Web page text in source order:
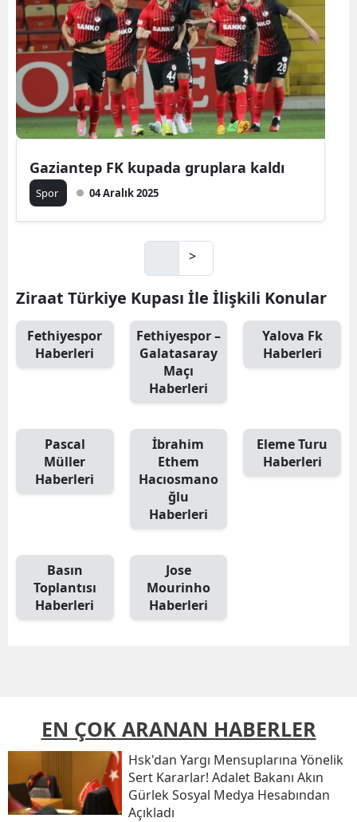
Gaziantep FK kupada gruplara kaldı
Spor 04 Aralık 2025
>
Ziraat Türkiye Kupası İle İlişkili Konular
Fethiyespor
Haberleri
Fethiyespor –
Galatasaray
Maçı
Haberleri
Yalova Fk
Haberleri
Pascal
Müller
Haberleri
İbrahim
Ethem
Hacıosmano
ğlu
Haberleri
Eleme Turu
Haberleri
Basın
Toplantısı
Haberleri
Jose
Mourinho
Haberleri
EN ÇOK ARANAN HABERLER
Hsk'dan Yargı Mensuplarına Yönelik
Sert Kararlar! Adalet Bakanı Akın
Gürlek Sosyal Medya Hesabından
Açıkladı